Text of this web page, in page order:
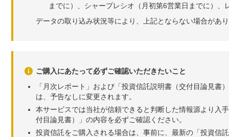
までに）、シャープレシオ（月初第6営業日までに）
データの取り込み状況等により、上記とならない場合があ
ご購入にあたって必ずご確認いただきたいこと
「月次レポート」および「投資信託説明書（交付目論見
は、予告なしに変更されます。
本サービスでは当社が信頼できると判断した情報源より入
付目論見書）」の内容を必ずご確認ください。
投資信託をご購入される場合は、事前に、最新の「投資信